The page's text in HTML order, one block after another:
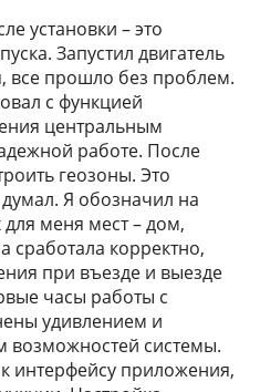
установки – это
Запустил двигатель
прошло без проблем.
с функцией
центральным
работе. После
геозоны. Это
Я обозначил на
меня мест – дом,
сработала корректно,
при въезде и выезде
часы работы с
удивлением и
возможностей системы.
интерфейсу приложения,